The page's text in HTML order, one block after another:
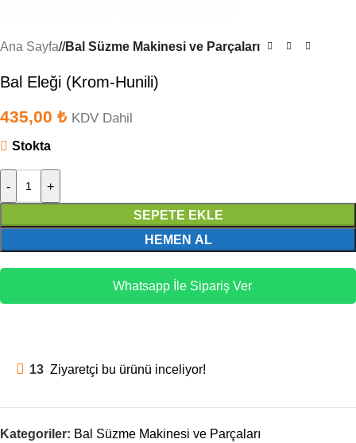
Ana Sayfa/ Bal Süzme Makinesi ve Parçaları
Bal Eleği (Krom-Hunili)
435,00 ₺ KDV Dahil
Stokta
- +
SEPETE EKLE
HEMEN AL
Whatsapp İle Sipariş Ver
13 Ziyaretçi bu ürünü inceliyor!
Kategoriler: Bal Süzme Makinesi ve Parçaları